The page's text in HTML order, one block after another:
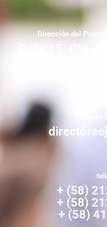
Dirección del
Calle 15. Qta.
Zona
+ (58)
+ (58)
+ (58)